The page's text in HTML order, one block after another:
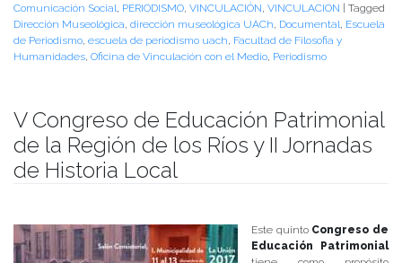
Comunicación Social PERIODISMO VINCULACIÓN VINCULACION | Tagged
Dirección Museológica dirección museológica UACh Documental Escuela
de Periodismo escuela de periodismo uach Facultad de Filosofia y
Humanidades Oficina de Vinculación con el Medio Periodismo
V Congreso de Educación Patrimonial
de la Región de los Ríos y II Jornadas
de Historia Local
Este quinto Congreso de
Educación Patrimonial